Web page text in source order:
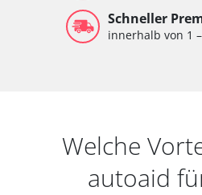
Schneller
innerhalb von 1
Welche
autoaid